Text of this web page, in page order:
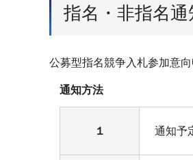
指名・非指名
公募型指名競争入札参加意
通知方法
１ 通知予